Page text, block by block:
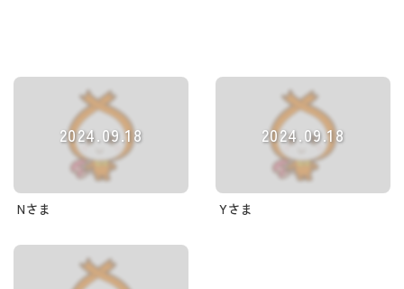
2024.09.18
Nさま
2024.09.18
Yさま